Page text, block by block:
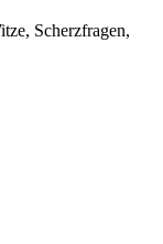
Scherzfragen,